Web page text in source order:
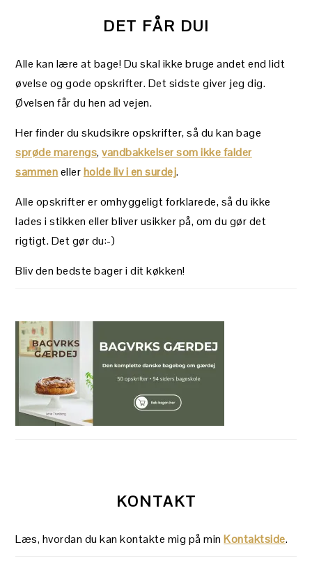
DET FÅR DU!
Alle kan lære at bage! Du skal ikke bruge andet end lidt
øvelse og gode opskrifter. Det sidste giver jeg dig.
Øvelsen får du hen ad vejen.
Her finder du skudsikre opskrifter, så du kan bage
sprøde marengs,vandbakkelser som ikke falder
sammenellerholde liv i en surdej.
Alle opskrifter er omhyggeligt forklarede, så du ikke
lades i stikken eller bliver usikker på, om du gør det
rigtigt. Det gør du:-)
Bliv den bedste bager i dit køkken!
KONTAKT
Læs, hvordan du kan kontakte mig på minKontaktside.